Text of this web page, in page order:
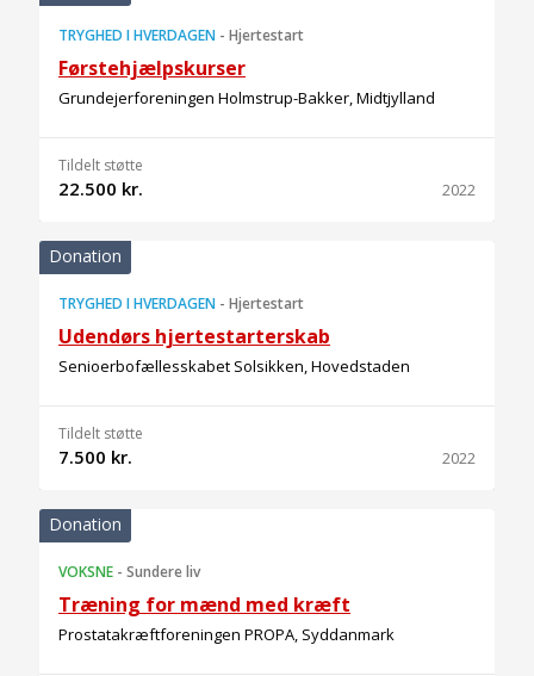
TRYGHED I HVERDAGEN - Hjertestart
Førstehjælpskurser
Grundejerforeningen Holmstrup-Bakker, Midtjylland
Tildelt støtte
22.500 kr. 2022
Donation
TRYGHED I HVERDAGEN - Hjertestart
Udendørs hjertestarterskab
Senioerbofællesskabet Solsikken, Hovedstaden
Tildelt støtte
7.500 kr. 2022
Donation
VOKSNE - Sundere liv
Træning for mænd med kræft
Prostatakræftforeningen PROPA, Syddanmark